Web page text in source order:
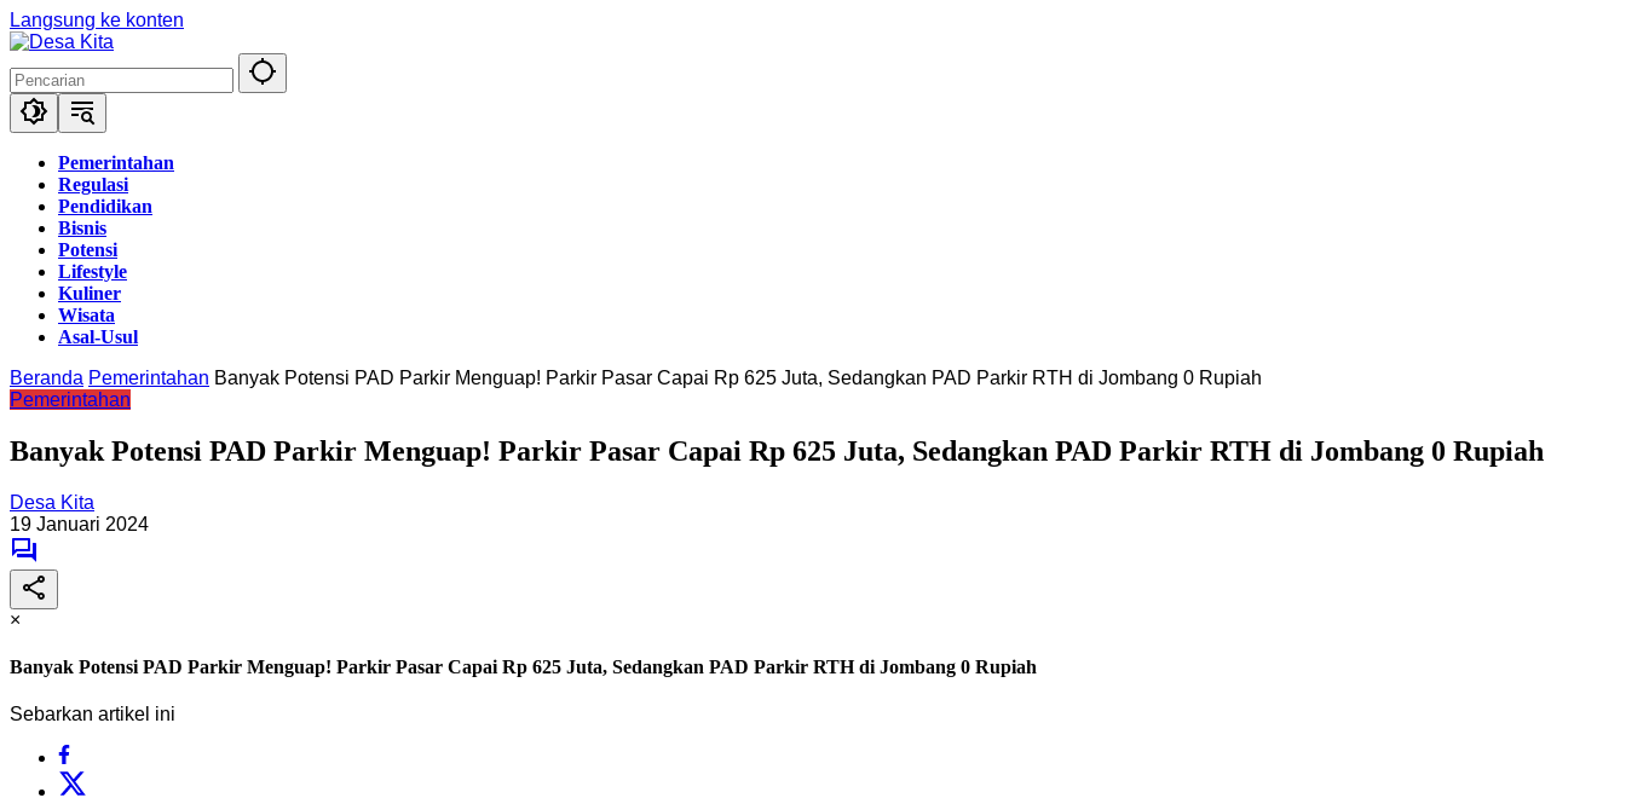
Langsung ke konten
Pemerintahan
Regulasi
Pendidikan
Bisnis
Potensi
Lifestyle
Kuliner
Wisata
Asal-Usul
Beranda Pemerintahan Banyak Potensi PAD Parkir Menguap! Parkir Pasar Capai Rp 625 Juta, Sedangkan PAD Parkir RTH di Jombang 0 Rupiah
Pemerintahan
Banyak Potensi PAD Parkir Menguap! Parkir Pasar Capai Rp 625 Juta, Sedangkan PAD Parkir RTH di Jombang 0 Rupiah
Desa Kita
19 Januari 2024
×
Banyak Potensi PAD Parkir Menguap! Parkir Pasar Capai Rp 625 Juta, Sedangkan PAD Parkir RTH di Jombang 0 Rupiah
Sebarkan artikel ini